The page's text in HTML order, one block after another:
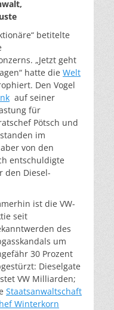
betitelte
„Jetzt geht
hatte die Welt
Den Vogel
auf seiner
für
Pötsch und
im
von den
entschuldigte
den Diesel-
ist die VW-
seit
des
um
30 Prozent
Dieselgate
VW Milliarden;
Staatsanwaltschaft
Winterkorn